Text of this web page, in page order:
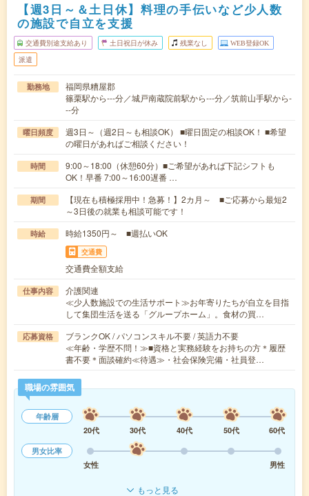
【週3日～＆土日休】料理の手伝いなど少人数
の施設で自立を支援
交通費別途支給あり 土日祝日が休み 残業なし WEB登録OK
派遣
勤務地
福岡県糟屋郡
篠栗駅から---分／城戸南蔵院前駅から---分／筑前山手駅から-
--分
曜日頻度
週3日～（週2日～も相談OK） ■曜日固定の相談OK！ ■希望
の曜日があればご相談ください！
時間
9:00～18:00（休憩60分）■ご希望があれば下記シフトも
OK！早番 7:00～16:00遅番 …
期間
【現在も積極採用中！急募！】2カ月～ ■ご応募から最短2
～3日後の就業も相談可能です！
時給 時給1350円～ ■週払いOK
交通費
交通費全額支給
仕事内容
介護関連
≪少人数施設での生活サポート≫お年寄りたちが自立を目指
して集団生活を送る「グループホーム」。食材の買…
応募資格
ブランクOK / パソコンスキル不要 / 英語力不要
≪年齢・学歴不問！≫■資格と実務経験をお持ちの方＊履歴
書不要＊面談確約≪待遇≫・社会保険完備・社員登…
職場の雰囲気
年齢層
20代
30代 40代 50代
60代
男女比率
女性
男性
もっと見る